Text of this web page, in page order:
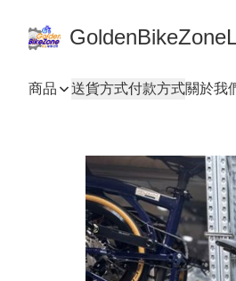
商品 送貨方式付款方式關於我